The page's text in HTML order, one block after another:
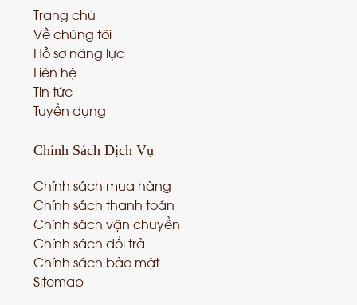
Trang chủ
Về chúng tôi
Hồ sơ năng lực
Liên hệ
Tin tức
Tuyển dụng
Chính Sách Dịch Vụ
Chính sách mua hàng
Chính sách thanh toán
Chính sách vận chuyển
Chính sách đổi trả
Chính sách bảo mật
Sitemap